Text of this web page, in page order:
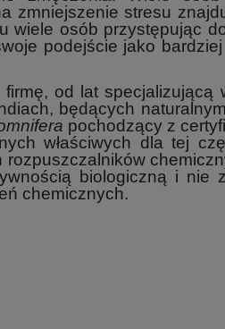
zmniejszenie stresu
wiele osób przystępując
podejście jako
od lat specjalizującą
będących
pochodzący z
właściwych dla tej
biologiczną i nie
chemicznych.